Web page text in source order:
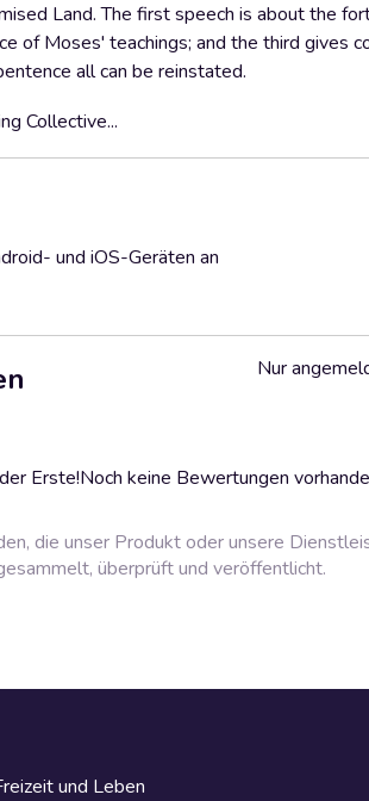
Land. The first speech is about the
of Moses' teachings; and the third gives
all can be reinstated.
Collective...
und iOS-Geräten an
Erste!Noch keine Bewertungen
Nur
die unser Produkt oder unsere
überprüft und veröffentlicht.
und Leben